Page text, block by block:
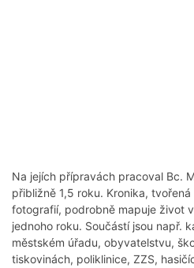
Na jejích přípravách pracoval Bc.
přibližně 1,5 roku. Kronika,
fotografií, podrobně mapuje život
jednoho roku. Součástí jsou např.
městském úřadu, obyvatelstvu,
tiskovinách, poliklinice, ZZS,